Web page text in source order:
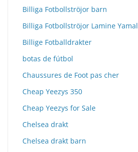
Billiga Fotbollströjor barn
Billiga Fotbollströjor Lamine Yamal
Billige Fotballdrakter
botas de fútbol
Chaussures de Foot pas cher
Cheap Yeezys 350
Cheap Yeezys for Sale
Chelsea drakt
Chelsea drakt barn